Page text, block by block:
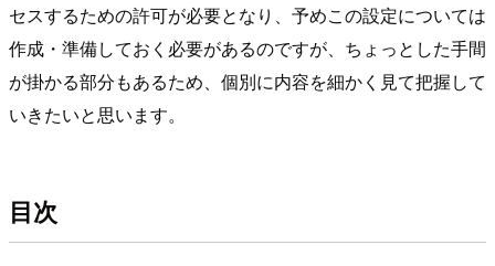
セスするための許可が必要となり、予めこの設定については
作成・準備しておく必要があるのですが、ちょっとした手間
が掛かる部分もあるため、個別に内容を細かく見て把握して
いきたいと思います。
目次